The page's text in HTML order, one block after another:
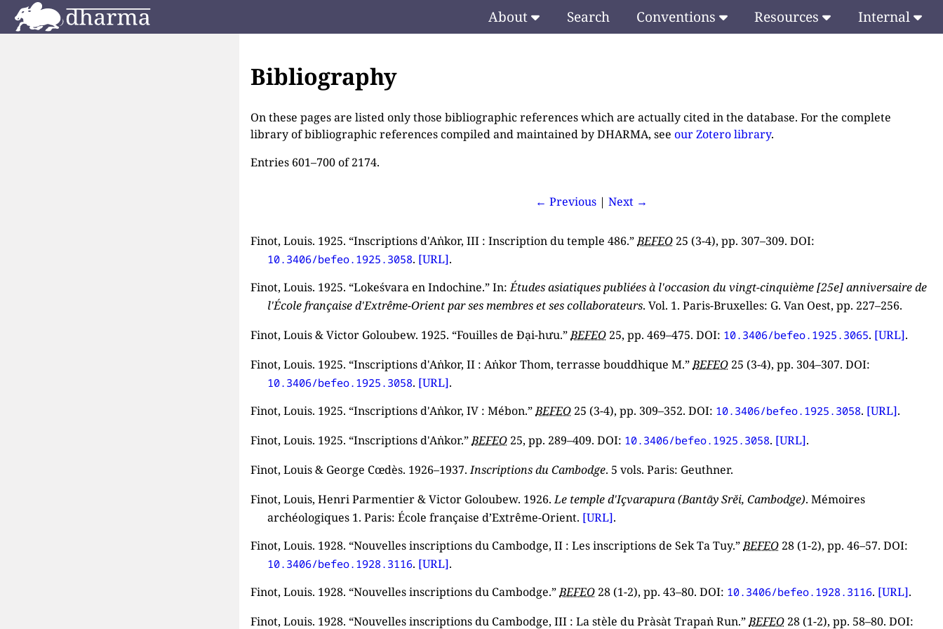
About Search Conventions Resources Internal
Bibliography
On these pages are listed only those bibliographic references which are actually cited in the database. For the complete
library of bibliographic references compiled and maintained by DHARMA, seeour Zotero library.
Entries 601–700 of 2174.
← Previous| Next →
Finot, Louis. 1925. “Inscriptions d'Aṅkor, III : Inscription du temple 486.”BEFEO 25 (3-4), pp. 307–309. DOI:
10.3406/befeo.1925.3058. [URL].
Finot, Louis. 1925. “Lokeśvara en Indochine.” In:Études asiatiques publiées à l'occasion du vingt-cinquième [25e] anniversaire de
l'École française d'Extrême-Orient par ses membres et ses collaborateurs. Vol. 1. Paris-Bruxelles: G. Van Oest, pp. 227–256.
Finot, Louis & Victor Goloubew. 1925. “Fouilles de Đại-hưu.”BEFEO 25, pp. 469–475. DOI: 10.3406/befeo.1925.3065. [URL].
Finot, Louis. 1925. “Inscriptions d'Aṅkor, II : Aṅkor Thom, terrasse bouddhique M.”BEFEO 25 (3-4), pp. 304–307. DOI:
10.3406/befeo.1925.3058. [URL].
Finot, Louis. 1925. “Inscriptions d'Aṅkor, IV : Mébon.”BEFEO 25 (3-4), pp. 309–352. DOI: 10.3406/befeo.1925.3058. [URL].
Finot, Louis. 1925. “Inscriptions d'Aṅkor.”BEFEO 25, pp. 289–409. DOI: 10.3406/befeo.1925.3058. [URL].
Finot, Louis & George Cœdès. 1926–1937.Inscriptions du Cambodge. 5 vols. Paris: Geuthner.
Finot, Louis, Henri Parmentier & Victor Goloubew. 1926.Le temple d'Içvarapura (Bantāy Srĕi, Cambodge). Mémoires
archéologiques 1. Paris: École française d’Extrême-Orient. [URL].
Finot, Louis. 1928. “Nouvelles inscriptions du Cambodge, II : Les inscriptions de Sek Ta Tuy.”BEFEO 28 (1-2), pp. 46–57. DOI:
10.3406/befeo.1928.3116. [URL].
Finot, Louis. 1928. “Nouvelles inscriptions du Cambodge.”BEFEO 28 (1-2), pp. 43–80. DOI: 10.3406/befeo.1928.3116. [URL].
Finot, Louis. 1928. “Nouvelles inscriptions du Cambodge, III : La stèle du Pràsàt Trapaṅ Run.”BEFEO 28 (1-2), pp. 58–80. DOI: